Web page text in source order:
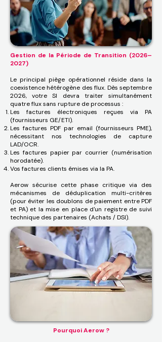
Gestion de la Période de Transition (2026–
2027)
Le principal piège opérationnel réside dans la
coexistence hétérogène des flux. Dès septembre
2026, votre SI devra traiter simultanément
quatre flux sans rupture de processus :
Les factures électroniques reçues via PA
(fournisseurs GE/ETI).
Les factures PDF par email (fournisseurs PME),
nécessitant nos technologies de capture
LAD/OCR.
Les factures papier par courrier (numérisation
horodatée).
Vos factures clients émises via la PA.
Aerow sécurise cette phase critique via des
mécanismes de déduplication multi-critères
(pour éviter les doublons de paiement entre PDF
et PA) et la mise en place d'un registre de suivi
technique des partenaires (Achats / DSI).
Pourquoi Aerow ?